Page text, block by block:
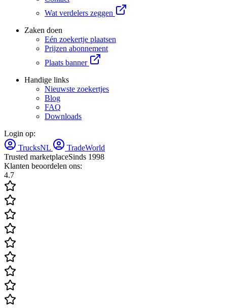
Wat verdelers zeggen
Zaken doen
Eén zoekertje plaatsen
Prijzen abonnement
Plaats banner
Handige links
Nieuwste zoekertjes
Blog
FAQ
Downloads
Login op:
TrucksNL
TradeWorld
Trusted marketplaceSinds 1998
Klanten beoordelen ons:
4.7